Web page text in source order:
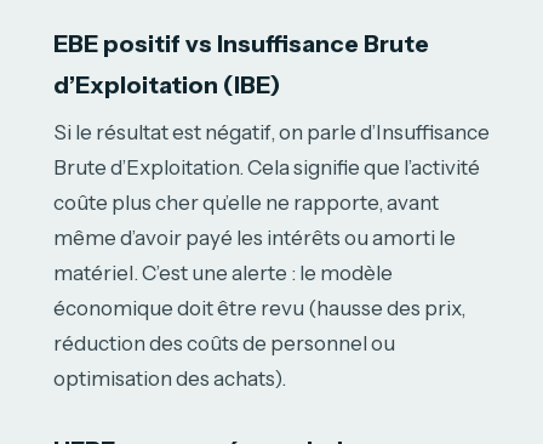
EBE positif vs Insuffisance Brute
d’Exploitation (IBE)
Si le résultat est négatif, on parle d’Insuffisance
Brute d’Exploitation. Cela signifie que l’activité
coûte plus cher qu’elle ne rapporte, avant
même d’avoir payé les intérêts ou amorti le
matériel. C’est une alerte : le modèle
économique doit être revu (hausse des prix,
réduction des coûts de personnel ou
optimisation des achats).